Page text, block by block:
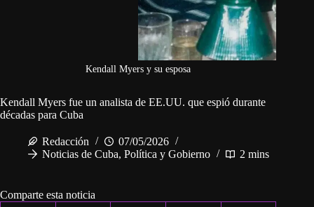
Kendall Myers y su esposa
Kendall Myers fue un analista de EE.UU. que espió durante
décadas para Cuba
Redacción
07/05/2026
Noticias de Cuba, Política y Gobierno 2 mins
Comparte esta noticia